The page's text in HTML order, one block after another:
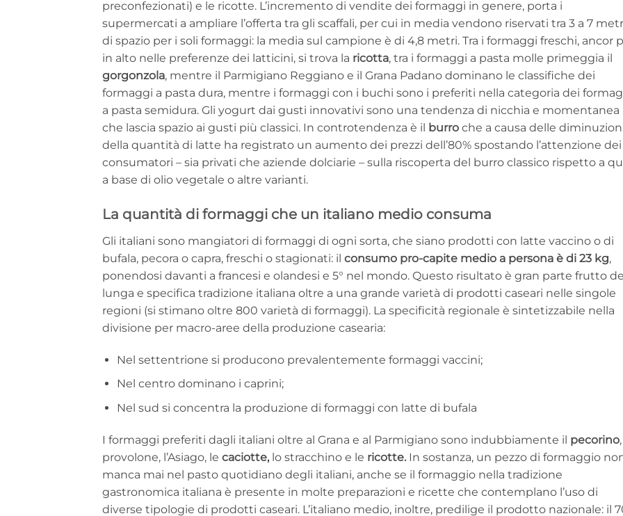
preconfezionati) e le ricotte. L’incremento di vendite dei formaggi in genere, porta i
supermercati a ampliare l’offerta tra gli scaffali, per cui in media vendono riservati tra 3 a 7
di spazio per i soli formaggi: la media sul campione è di 4,8 metri. Tra i formaggi freschi, ancor
in alto nelle preferenze dei latticini, si trova la ricotta, tra i formaggi a pasta molle primeggia il
gorgonzola, mentre il Parmigiano Reggiano e il Grana Padano dominano le classifiche dei
formaggi a pasta dura, mentre i formaggi con i buchi sono i preferiti nella categoria dei
a pasta semidura. Gli yogurt dai gusti innovativi sono una tendenza di nicchia e momentanea
che lascia spazio ai gusti più classici. In controtendenza è il burro che a causa delle
della quantità di latte ha registrato un aumento dei prezzi dell’80% spostando l’attenzione dei
consumatori – sia privati che aziende dolciarie – sulla riscoperta del burro classico rispetto a
a base di olio vegetale o altre varianti.
La quantità di formaggi che un italiano medio consuma
Gli italiani sono mangiatori di formaggi di ogni sorta, che siano prodotti con latte vaccino o di
bufala, pecora o capra, freschi o stagionati: il consumo pro-capite medio a persona è di 23 kg,
ponendosi davanti a francesi e olandesi e 5° nel mondo. Questo risultato è gran parte frutto
lunga e specifica tradizione italiana oltre a una grande varietà di prodotti caseari nelle singole
regioni (si stimano oltre 800 varietà di formaggi). La specificità regionale è sintetizzabile nella
divisione per macro-aree della produzione casearia:
Nel settentrione si producono prevalentemente formaggi vaccini;
Nel centro dominano i caprini;
Nel sud si concentra la produzione di formaggi con latte di bufala
I formaggi preferiti dagli italiani oltre al Grana e al Parmigiano sono indubbiamente il pecorino
provolone, l’Asiago, le caciotte, lo stracchino e le ricotte. In sostanza, un pezzo di formaggio
manca mai nel pasto quotidiano degli italiani, anche se il formaggio nella tradizione
gastronomica italiana è presente in molte preparazioni e ricette che contemplano l’uso di
diverse tipologie di prodotti caseari. L’italiano medio, inoltre, predilige il prodotto nazionale: il